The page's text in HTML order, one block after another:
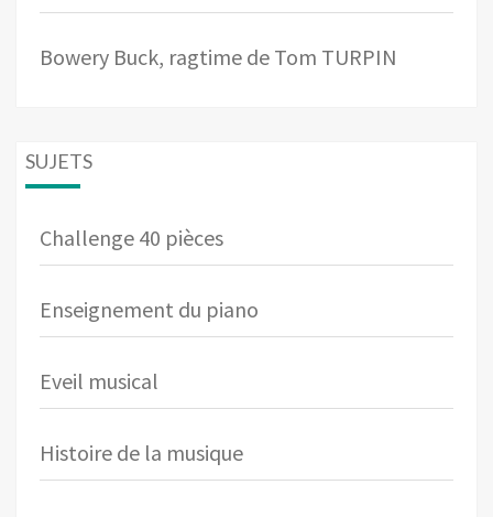
Bowery Buck, ragtime de Tom TURPIN
SUJETS
Challenge 40 pièces
Enseignement du piano
Eveil musical
Histoire de la musique